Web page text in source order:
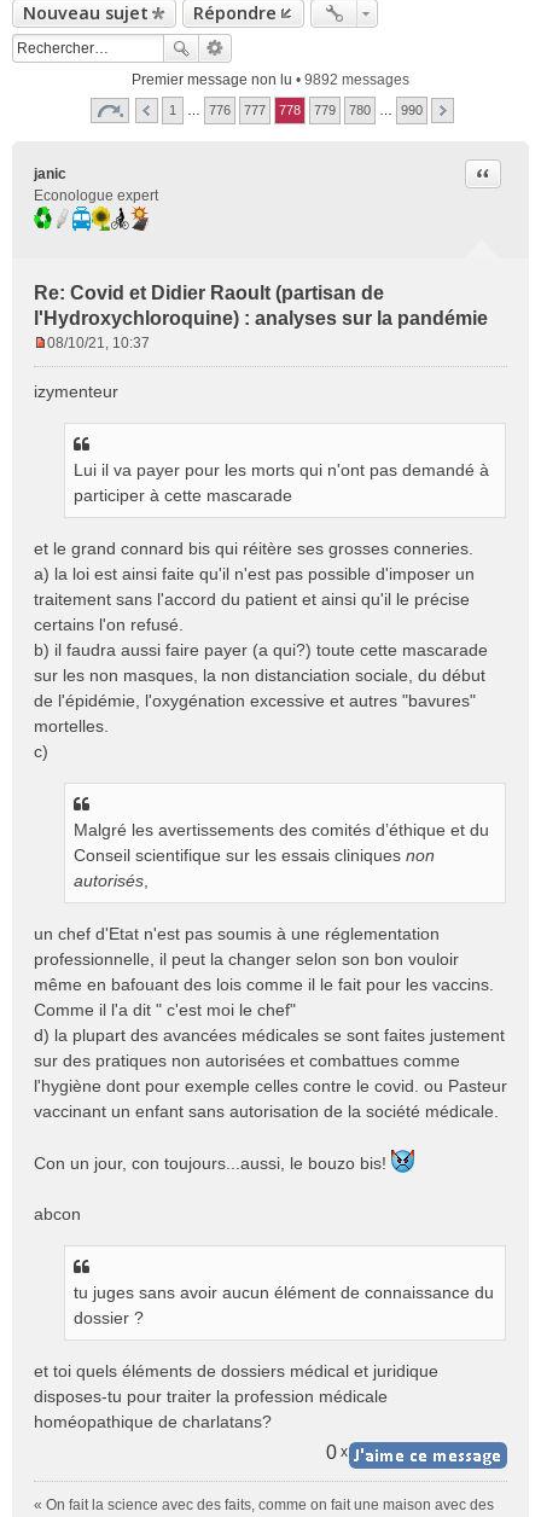
Nouveau sujet Répondre
Premier message non lu • 9892 messages
1 776 777 778 779 780 990
janic
Econologue expert
Re: Covid et Didier Raoult (partisan de
l'Hydroxychloroquine) : analyses sur la pandémie
Citer
s
n
l
u
08/10/21, 10:37
izymenteur
Lui il va payer pour les morts qui n'ont pas demandé à
participer à cette mascarade
et le grand connard bis qui réitère ses grosses conneries.
a) la loi est ainsi faite qu'il n'est pas possible d'imposer un
traitement sans l'accord du patient et ainsi qu'il le précise
certains l'on refusé.
b) il faudra aussi faire payer (a qui?) toute cette mascarade
sur les non masques, la non distanciation sociale, du début
de l'épidémie, l'oxygénation excessive et autres "bavures"
mortelles.
c)
Malgré les avertissements des comités d’éthique et du
Conseil scientifique sur les essais cliniques non
autorisés
un chef d'Etat n'est pas soumis à une réglementation
professionnelle, il peut la changer selon son bon vouloir
même en bafouant des lois comme il le fait pour les vaccins.
Comme il l'a dit " c'est moi le chef"
d) la plupart des avancées médicales se sont faites justement
sur des pratiques non autorisées et combattues comme
l'hygiène dont pour exemple celles contre le covid. ou Pasteur
vaccinant un enfant sans autorisation de la société médicale.
Con un jour, con toujours...aussi, le bouzo bis!
abcon
tu juges sans avoir aucun élément de connaissance du
dossier ?
et toi quels éléments de dossiers médical et juridique
disposes-tu pour traiter la profession médicale
homéopathique de charlatans?
0 x
« On fait la science avec des faits, comme on fait une maison avec des